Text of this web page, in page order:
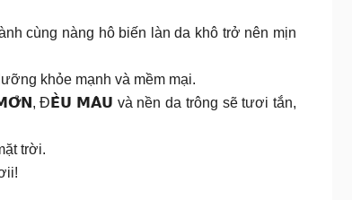
cùng nàng hô biến làn da khô trở nên mịn
khỏe mạnh và mềm mại.
Đ𝗘̂̀𝗨 𝗠𝗔̀𝗨 và nền da trông sẽ tươi tắn,
trời.